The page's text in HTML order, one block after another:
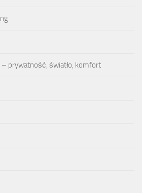
– prywatność, światło, komfort